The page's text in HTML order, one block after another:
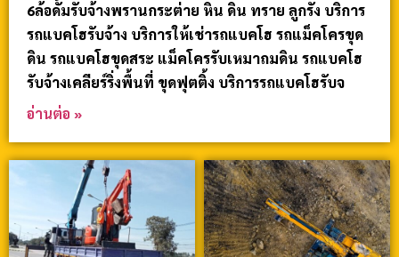
6ล้อดั้มรับจ้างพรานกระต่าย หิน ดิน ทราย ลูกรัง บริการ
รถแบคโฮรับจ้าง บริการให้เช่ารถแบคโฮ รถแม็คโครขุด
ดิน รถแบคโฮขุดสระ แม็คโครรับเหมาถมดิน รถแบคโฮ
รับจ้างเคลียร์ริ่งพื้นที่ ขุดฟุตติ้ง บริการรถแบคโฮรับจ
อ่านต่อ »